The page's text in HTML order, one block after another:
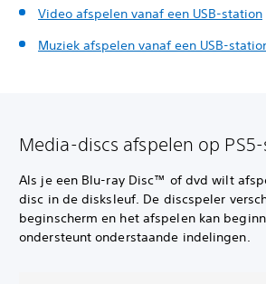
Video afspelen vanaf een USB-station
Muziek afspelen vanaf een USB-
Media-discs afspelen op
Als je een Blu-ray Disc™ of dvd wilt
disc in de disksleuf. De discspeler
beginscherm en het afspelen kan
ondersteunt onderstaande indelingen.